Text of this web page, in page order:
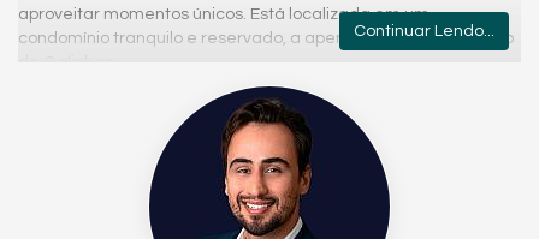
aproveitar momentos únicos. Está localizada em um
condomínio tranquilo e reservado, a apenas 5 minutos de Porto
de Galinhas.
Em um terreno generoso de 900m², com 230m² de área
construída, essa casa é um verdadeiro espetáculo de
sofisticação, conforto e design contemporâneo.
📍 Localização privilegiada:
Continuar Lendo...